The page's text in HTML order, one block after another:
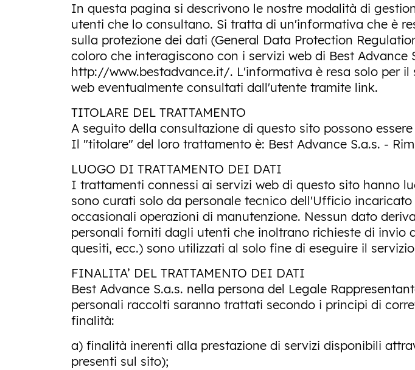
In questa pagina si descrivono le nostre modalità di
utenti che lo consultano. Si tratta di un'informativa che è
sulla protezione dei dati (General Data Protection
coloro che interagiscono con i servizi web di Best
http://www.bestadvance.it/. L'informativa è resa solo per il
web eventualmente consultati dall'utente tramite link.
TITOLARE DEL TRATTAMENTO
A seguito della consultazione di questo sito possono
Il "titolare" del loro trattamento è: Best Advance S.a.s. -
LUOGO DI TRATTAMENTO DEI DATI
I trattamenti connessi ai servizi web di questo sito hanno
sono curati solo da personale tecnico dell'Ufficio
occasionali operazioni di manutenzione. Nessun dato
personali forniti dagli utenti che inoltrano richieste di invio
quesiti, ecc.) sono utilizzati al solo fine di eseguire il
FINALITA’ DEL TRATTAMENTO DEI DATI
Best Advance S.a.s. nella persona del Legale
personali raccolti saranno trattati secondo i principi di
finalità:
a) finalità inerenti alla prestazione di servizi disponibili
presenti sul sito);